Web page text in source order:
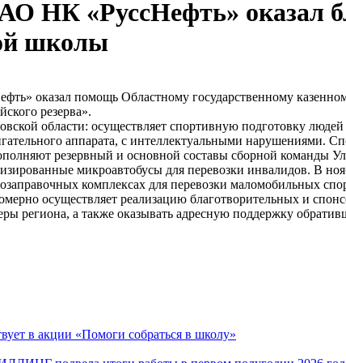
НК «РуссНефть» оказал
школы
оказал помощь Областному государственному
резерва».
области: осуществляет спортивную подготовку
аппарата, с интеллектуальными нарушениями.
резервный и основной составы сборной команды
микроавтобусы для перевозки инвалидов. В
комплексах для перевозки маломобильных
осуществляет реализацию благотворительных и
региона, а также оказывать адресную поддержку
в акции «Помоги собраться в школу»